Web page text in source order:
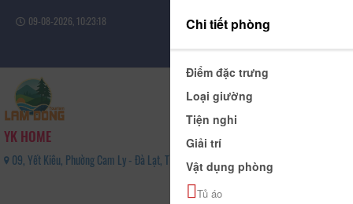
09-08-2026, 10:23:18
Đăng nhập
YK HOME
09, Yết Kiêu, Phường Cam Ly - Đà Lạt, Tỉnh Lâm Đồng - 02633561466
Chi tiết phòng
Điểm đặc trưng
Loại giường
Tiện nghi
Giải trí
Vật dụng phòng
Tủ áo